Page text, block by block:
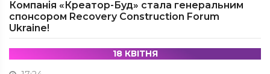
Компанія «Креатор-Буд» стала генеральним
спонсором Recovery Construction Forum
Ukraine!
18 КВІТНЯ